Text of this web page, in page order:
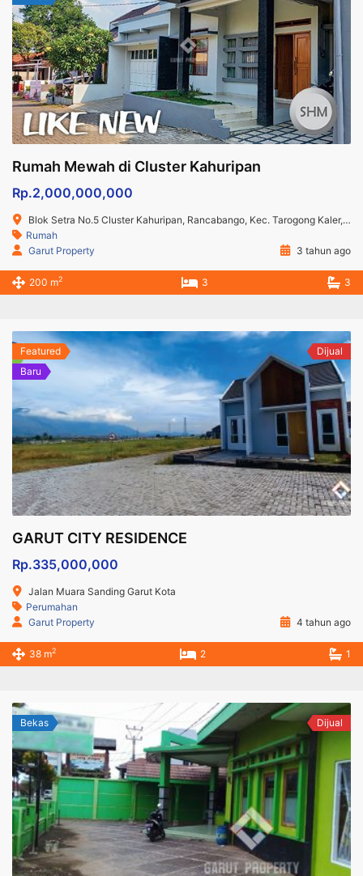
Rumah Mewah di Cluster Kahuripan
Rp.2,000,000,000
Blok Setra No.5 Cluster Kahuripan, Rancabango, Kec. Tarogong Kaler, Kabupaten Garut, Jawa Barat
Rumah
Garut Property
3 tahun ago
200 m2 3 3
Featured
Baru
Dijual
GARUT CITY RESIDENCE
Rp.335,000,000
Jalan Muara Sanding Garut Kota
Perumahan
Garut Property
4 tahun ago
38 m2 2 1
Bekas Dijual